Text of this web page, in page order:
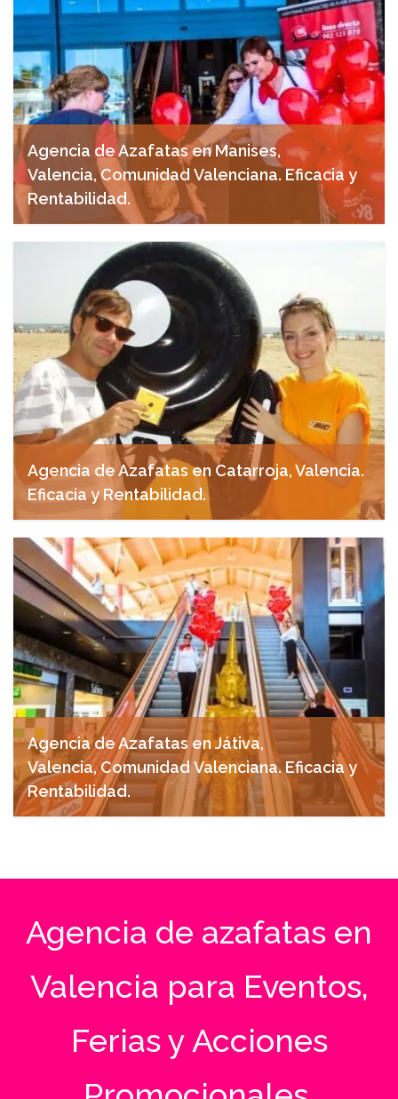
Agencia de Azafatas en Manises,
Valencia, Comunidad Valenciana. Eficacia y
Rentabilidad.
marzo 25, 2025
Agencia de Azafatas en Catarroja, Valencia.
Eficacia y Rentabilidad.
marzo 25, 2025
Agencia de Azafatas en Játiva,
Valencia, Comunidad Valenciana. Eficacia y
Rentabilidad.
Agencia de azafatas en
Valencia para Eventos,
Ferias y Acciones